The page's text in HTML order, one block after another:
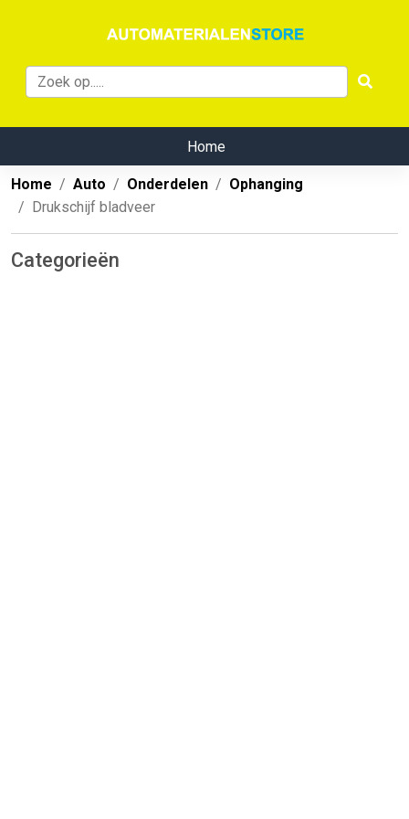
Home
Home Auto Onderdelen
Ophanging
Drukschijf bladveer
Categorieën